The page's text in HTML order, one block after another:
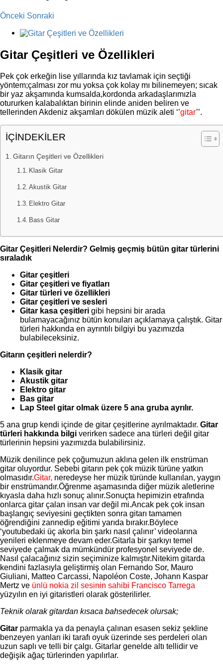
Önceki Sonraki
View
Image
Gitar Çeşitleri ve Özellikleri
Pek çok erkeğin lise yıllarında kız tavlamak için seçtiği
yöntem;çalması zor mu yoksa çok kolay mı bilinemeyen; sıcak
bir yaz akşamında kumsalda,kordonda arkadaşlarımızla
otururken kalabalıktan birinin elinde aniden beliren ve
tellerinden Akdeniz akşamları dökülen müzik aleti ‘’gitar’’.
İÇİNDEKİLER
Gitarın Çeşitleri ve Özellikleri
Klasik Gitar
Akustik Gitar
Elektro Gitar
Bass Gitar
Gitar Çeşitleri Nelerdir? Gelmiş geçmiş bütün gitar türlerini
sıraladık
Gitar çeşitleri
Gitar çeşitleri ve fiyatları
Gitar türleri ve özellikleri
Gitar çeşitleri ve sesleri
Gitar kasa çeşitleri gibi hepsini bir arada
bulamayacağınız bütün konuları açıklamaya çalıştık. Gitar
türleri hakkında en ayrıntılı bilgiyi bu yazımızda
bulabileceksiniz.
Gitarın çeşitleri nelerdir?
Klasik gitar
Akustik gitar
Elektro gitar
Bas gitar
Lap Steel gitar olmak üzere 5 ana gruba ayrılır.
5 ana grup kendi içinde de gitar çeşitlerine ayrılmaktadır. Gitar
türleri hakkında bilgi verirken sadece ana türleri değil gitar
türlerinin hepsini yazımızda bulabilirsiniz.
Müzik denilince pek çoğumuzun aklına gelen ilk enstrüman
gitar oluyordur. Sebebi gitarın pek çok müzik türüne yatkın
olmasıdır.Gitar, neredeyse her müzik türünde kullanılan, yaygın
bir enstrümandır.Öğrenme aşamasında diğer müzik aletlerine
kıyasla daha hızlı sonuç alınır.Sonuçta hepimizin etrafında
onlarca gitar çalan insan var değil mi.Ancak pek çok insan
başlangıç seviyesini geçtikten sonra gitarı tamamen
öğrendiğini zannedip eğitimi yarıda bırakır.Böylece
‘youtubedaki üç akorla bin şarkı nasıl çalınır’ videolarına
yenileri eklenmeye devam eder.Gitarla bir şarkıyı temel
seviyede çalmak da mümkündür profesyonel seviyede de.
Nasıl çalacağınız sizin seçiminize kalmıştır.Nitekim gitarda
kendini fazlasıyla geliştirmiş olan Fernando Sor, Mauro
Giuliani, Matteo Carcassi, Napoléon Coste, Johann Kaspar
Mertz ve ünlü nokia zil sesinin sahibi Francisco Tarrega
yüzyılın en iyi gitaristleri olarak gösterilirler.
Teknik olarak gitardan kısaca bahsedecek olursak;
Gitar parmakla ya da penayla çalınan esasen sekiz şekline
benzeyen yanları iki tarafı oyuk üzerinde ses perdeleri olan
uzun saplı ve telli bir çalgı. Gitarlar genelde altı tellidir ve
değişik ağaç türlerinden yapılırlar.